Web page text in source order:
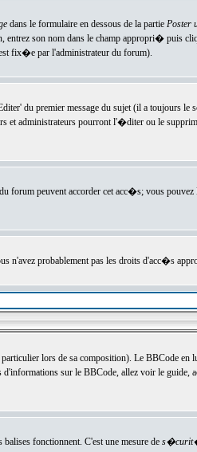
dans le formulaire en dessous de la partie Poster
entrez son nom dans le champ appropri� puis
fix�e par l'administrateur du forum).
du premier message du sujet (il a toujours le
et administrateurs pourront l'�diter ou le
peuvent accorder cet acc�s; vous pouvez
n'avez probablement pas les droits d'acc�s
lors de sa composition). Le BBCode en
sur le BBCode, allez voir le guide,
fonctionnent. C'est une mesure de